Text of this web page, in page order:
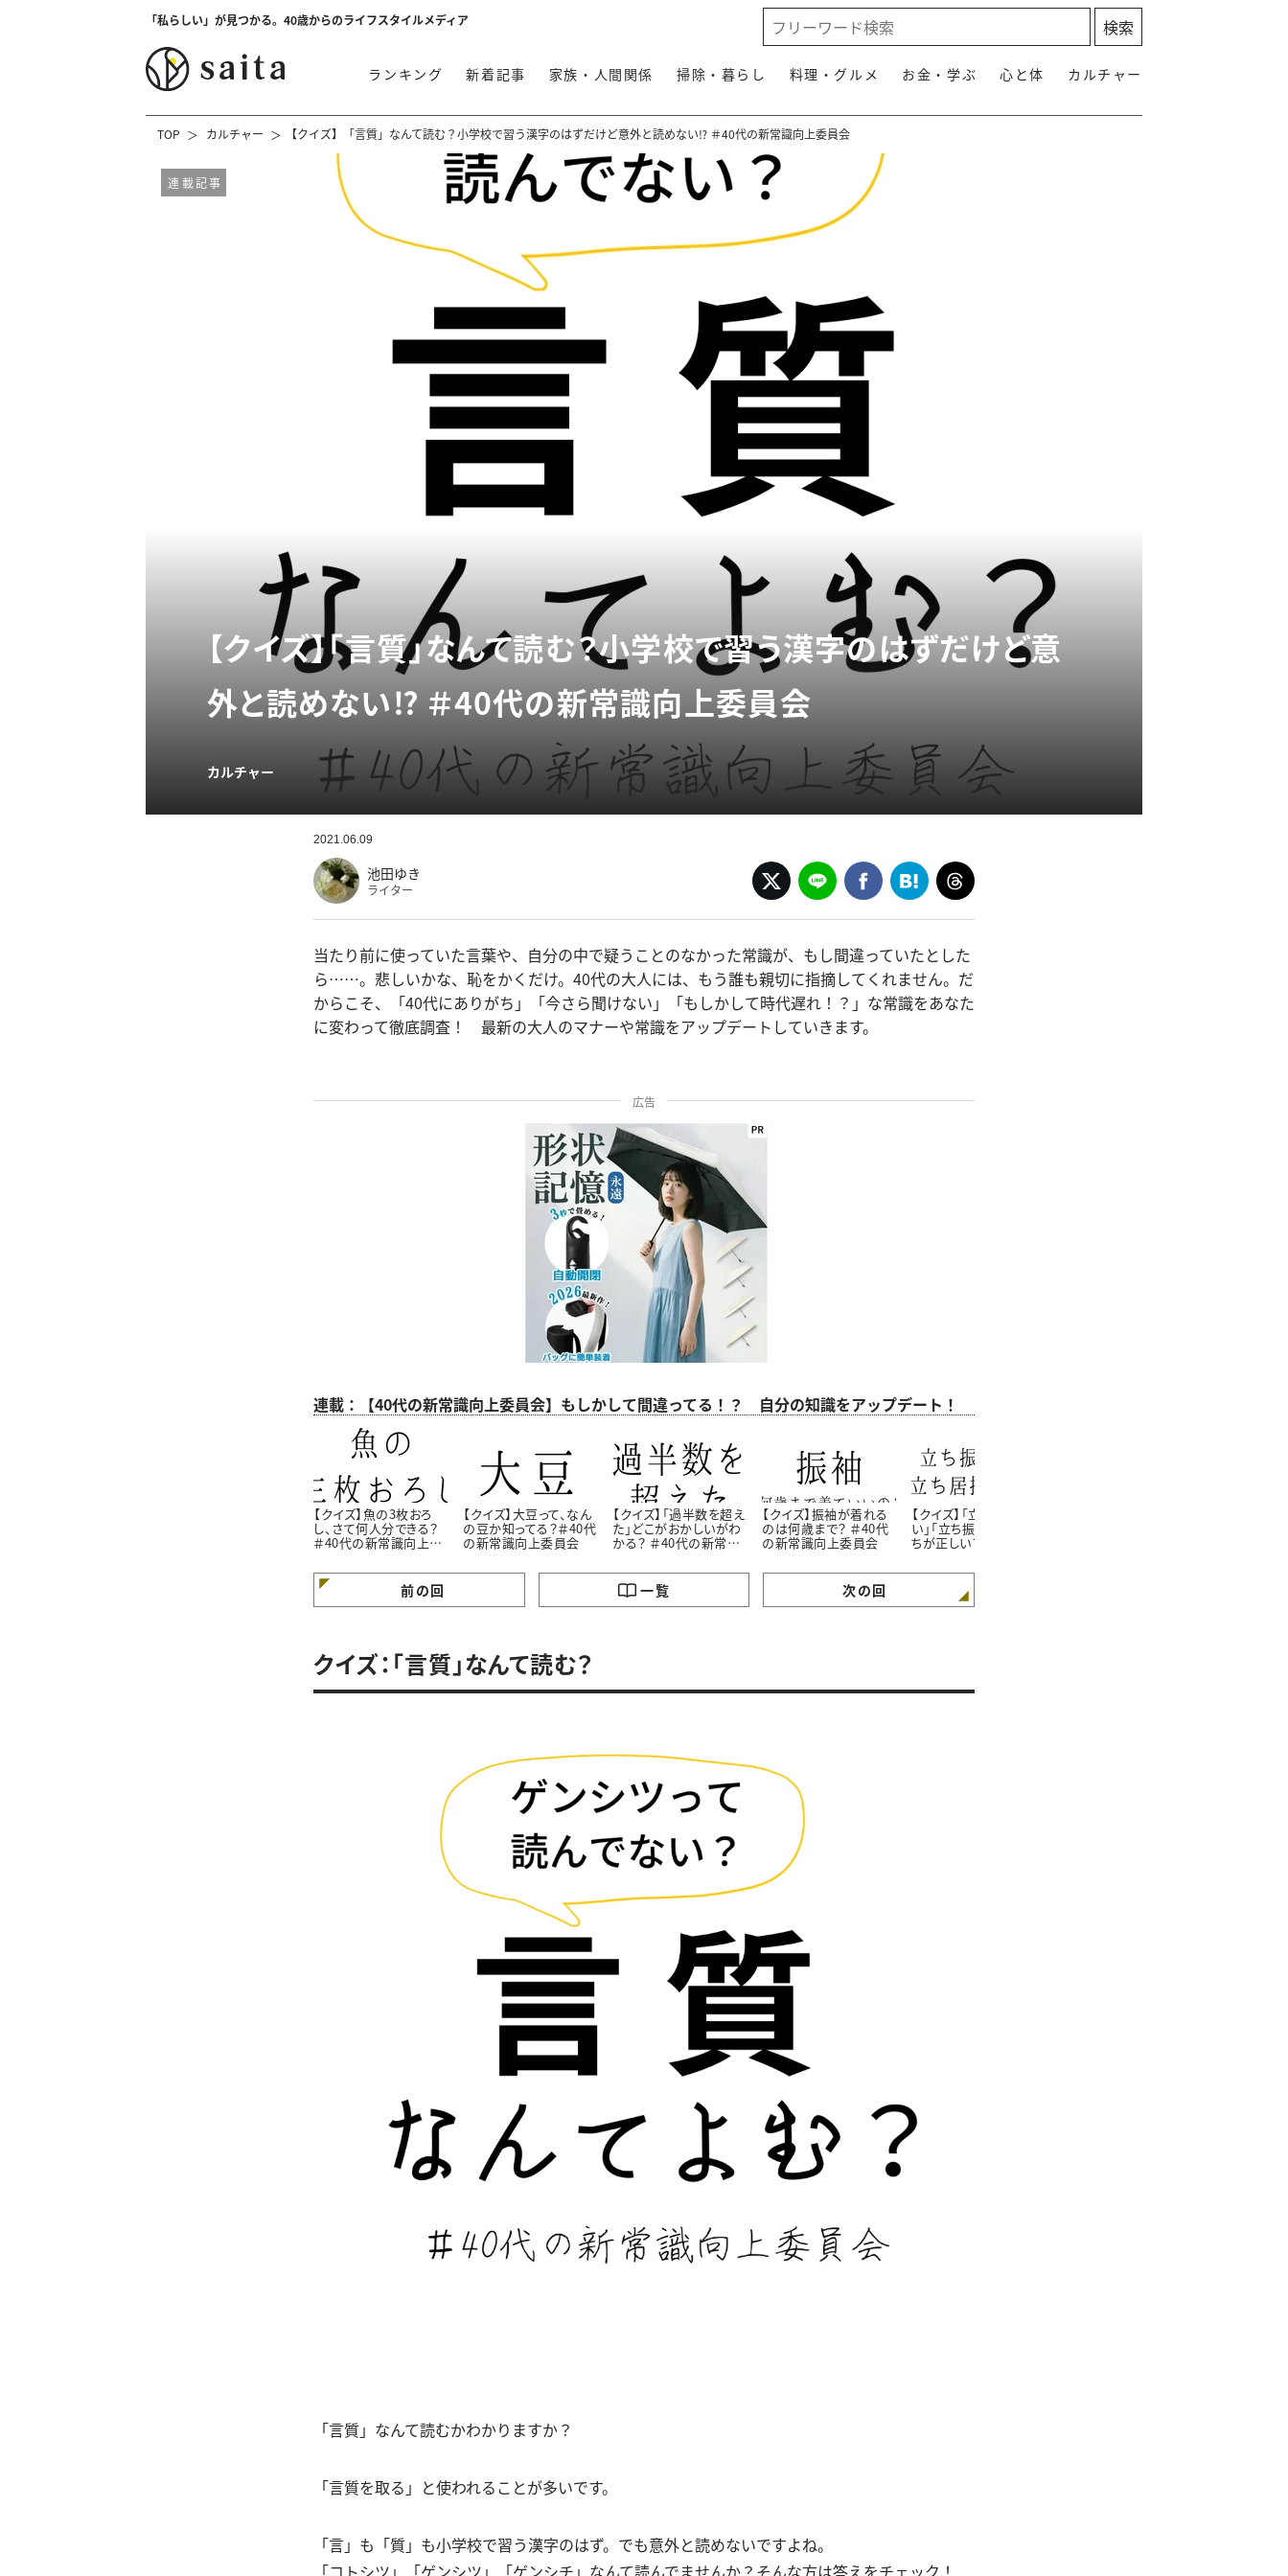
「私らしい」が見つかる。40歳からのライフスタイルメディア
ランキング 新着記事 家族・人間関係 掃除・暮らし 料理・グルメ お金・学ぶ 心と体 カルチャー
TOP カルチャー 【クイズ】「言質」なんて読む？小学校で習う漢字のはずだけど意外と読めない⁉ ＃40代の新常識向上委員会
連載記事
【クイズ】「言質」なんて読む？小学校で習う漢字のはずだけど意
外と読めない⁉ ＃40代の新常識向上委員会
カルチャー
2021.06.09
池田ゆき
ライター
当たり前に使っていた言葉や、自分の中で疑うことのなかった常識が、もし間違っていたとした
ら……。悲しいかな、恥をかくだけ。40代の大人には、もう誰も親切に指摘してくれません。だ
からこそ、「40代にありがち」「今さら聞けない」「もしかして時代遅れ！？」な常識をあなた
に変わって徹底調査！ 最新の大人のマナーや常識をアップデートしていきます。
広告
連載：【40代の新常識向上委員会】もしかして間違ってる！？ 自分の知識をアップデート！
【クイズ】魚の3枚おろ
し、さて何人分できる？
＃40代の新常識向上委
【クイズ】大豆って、なん
の豆か知ってる？＃40代
の新常識向上委員会
【クイズ】「過半数を超え
た」どこがおかしいがわ
かる？ ＃40代の新常識
【クイズ】振袖が着れる
のは何歳まで？ ＃40代
の新常識向上委員会
【クイズ】「立ち居振る舞
い」「立ち振る舞い」どっ
ちが正しい？＃40代の新
前の回 一覧 次の回
クイズ：「言質」なんて読む？
「言質」なんて読むかわかりますか？
「言質を取る」と使われることが多いです。
「言」も「質」も小学校で習う漢字のはず。でも意外と読めないですよね。